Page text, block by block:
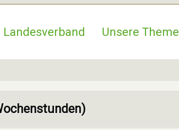
Hauptnavigation
Landesverband Unsere